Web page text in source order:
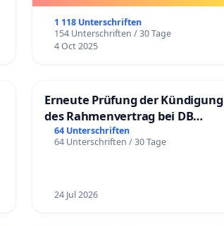
1 118 Unterschriften
154 Unterschriften / 30 Tage
4 Oct 2025
Erneute Prüfung der Kündigung
des Rahmenvertrag bei DB
Fahrwegdienste Gmbh
64 Unterschriften
64 Unterschriften / 30 Tage
24 Jul 2026